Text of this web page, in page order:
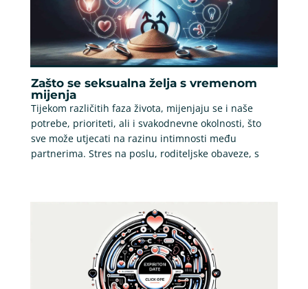
Zašto se seksualna želja s vremenom
mijenja
Tijekom različitih faza života, mijenjaju se i naše
potrebe, prioriteti, ali i svakodnevne okolnosti, što
sve može utjecati na razinu intimnosti među
partnerima. Stres na poslu, roditeljske obaveze, s